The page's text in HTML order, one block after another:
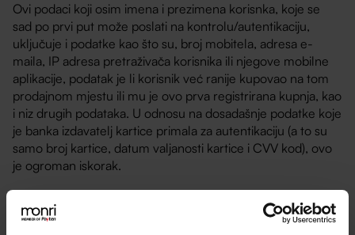
Ovi podaci koji osim imena i prezimena korisnka, koje se
sad po prvi put može poslati na kontrolu/autentikaciju,
uključuje i podatke kao što su, broj mobitela, adresa e-
maila, IP adresa pretraživača korisnika ili njegove mobilne
aplikacije, podatak je li korisnik već ranije kupovao na tom
prodajnom mjestu ili mu je ovo prva registrirana kupnja, kao
i niz drugih podataka. U odnosu na dosadašnje podatke koje
je banka izdavatelj kartice primala za autentikaciju (a to su
samo broj kartice, datum valjanosti kartice i CVV kod), ovo
je ogroman iskorak.
bankama koje izdaju kartice u EU obavezu da s njihove